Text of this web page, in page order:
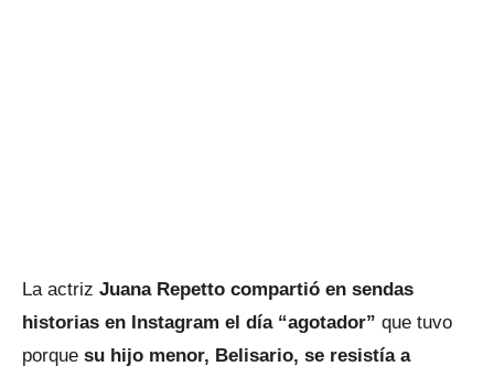
La actriz Juana Repetto compartió en sendas
historias en Instagram el día “agotador” que tuvo
porque su hijo menor, Belisario, se resistía a